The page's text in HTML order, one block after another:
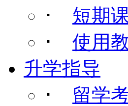
･ 短期
･ 使用
升学指导
･ 留学